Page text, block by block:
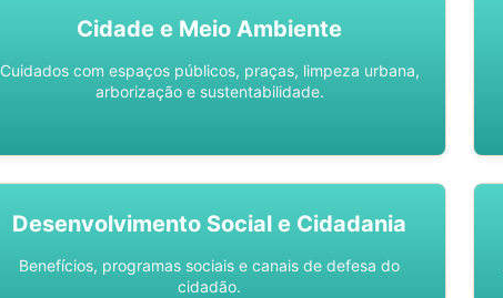
Cidade e Meio Ambiente
Cuidados com espaços públicos, praças, limpeza urbana,
arborização e sustentabilidade.
Desenvolvimento Social e Cidadania
Benefícios, programas sociais e canais de defesa do
cidadão.